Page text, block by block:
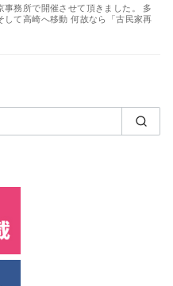
事務所で開催させて頂きました。 多
して高崎へ移動 何故なら「古民家再